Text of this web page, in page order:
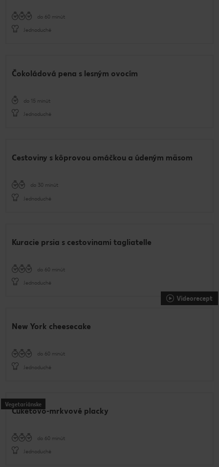
do 60 minút
Jednoduché
Čokoládová pena s lesným ovocím
do 15 minút
Jednoduché
Cestoviny s kôprovou omáčkou a údeným mäsom
do 30 minút
Jednoduché
Kuracie prsia s cestovinami tagliatelle
do 60 minút
Jednoduché
Videorecept
New York cheesecake
do 60 minút
Jednoduché
Vegetariánske
Cuketovo-mrkvové placky
do 60 minút
Jednoduché